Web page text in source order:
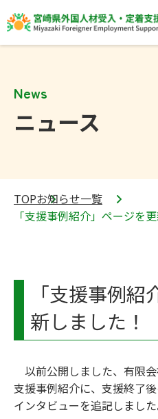
News
ニュース
TOPお知らせ一覧
「支援事例紹介」ページを
「支援事例
新しました！
以前公開しました、有限
支援事例紹介に、支援終了
インタビューを追記しました